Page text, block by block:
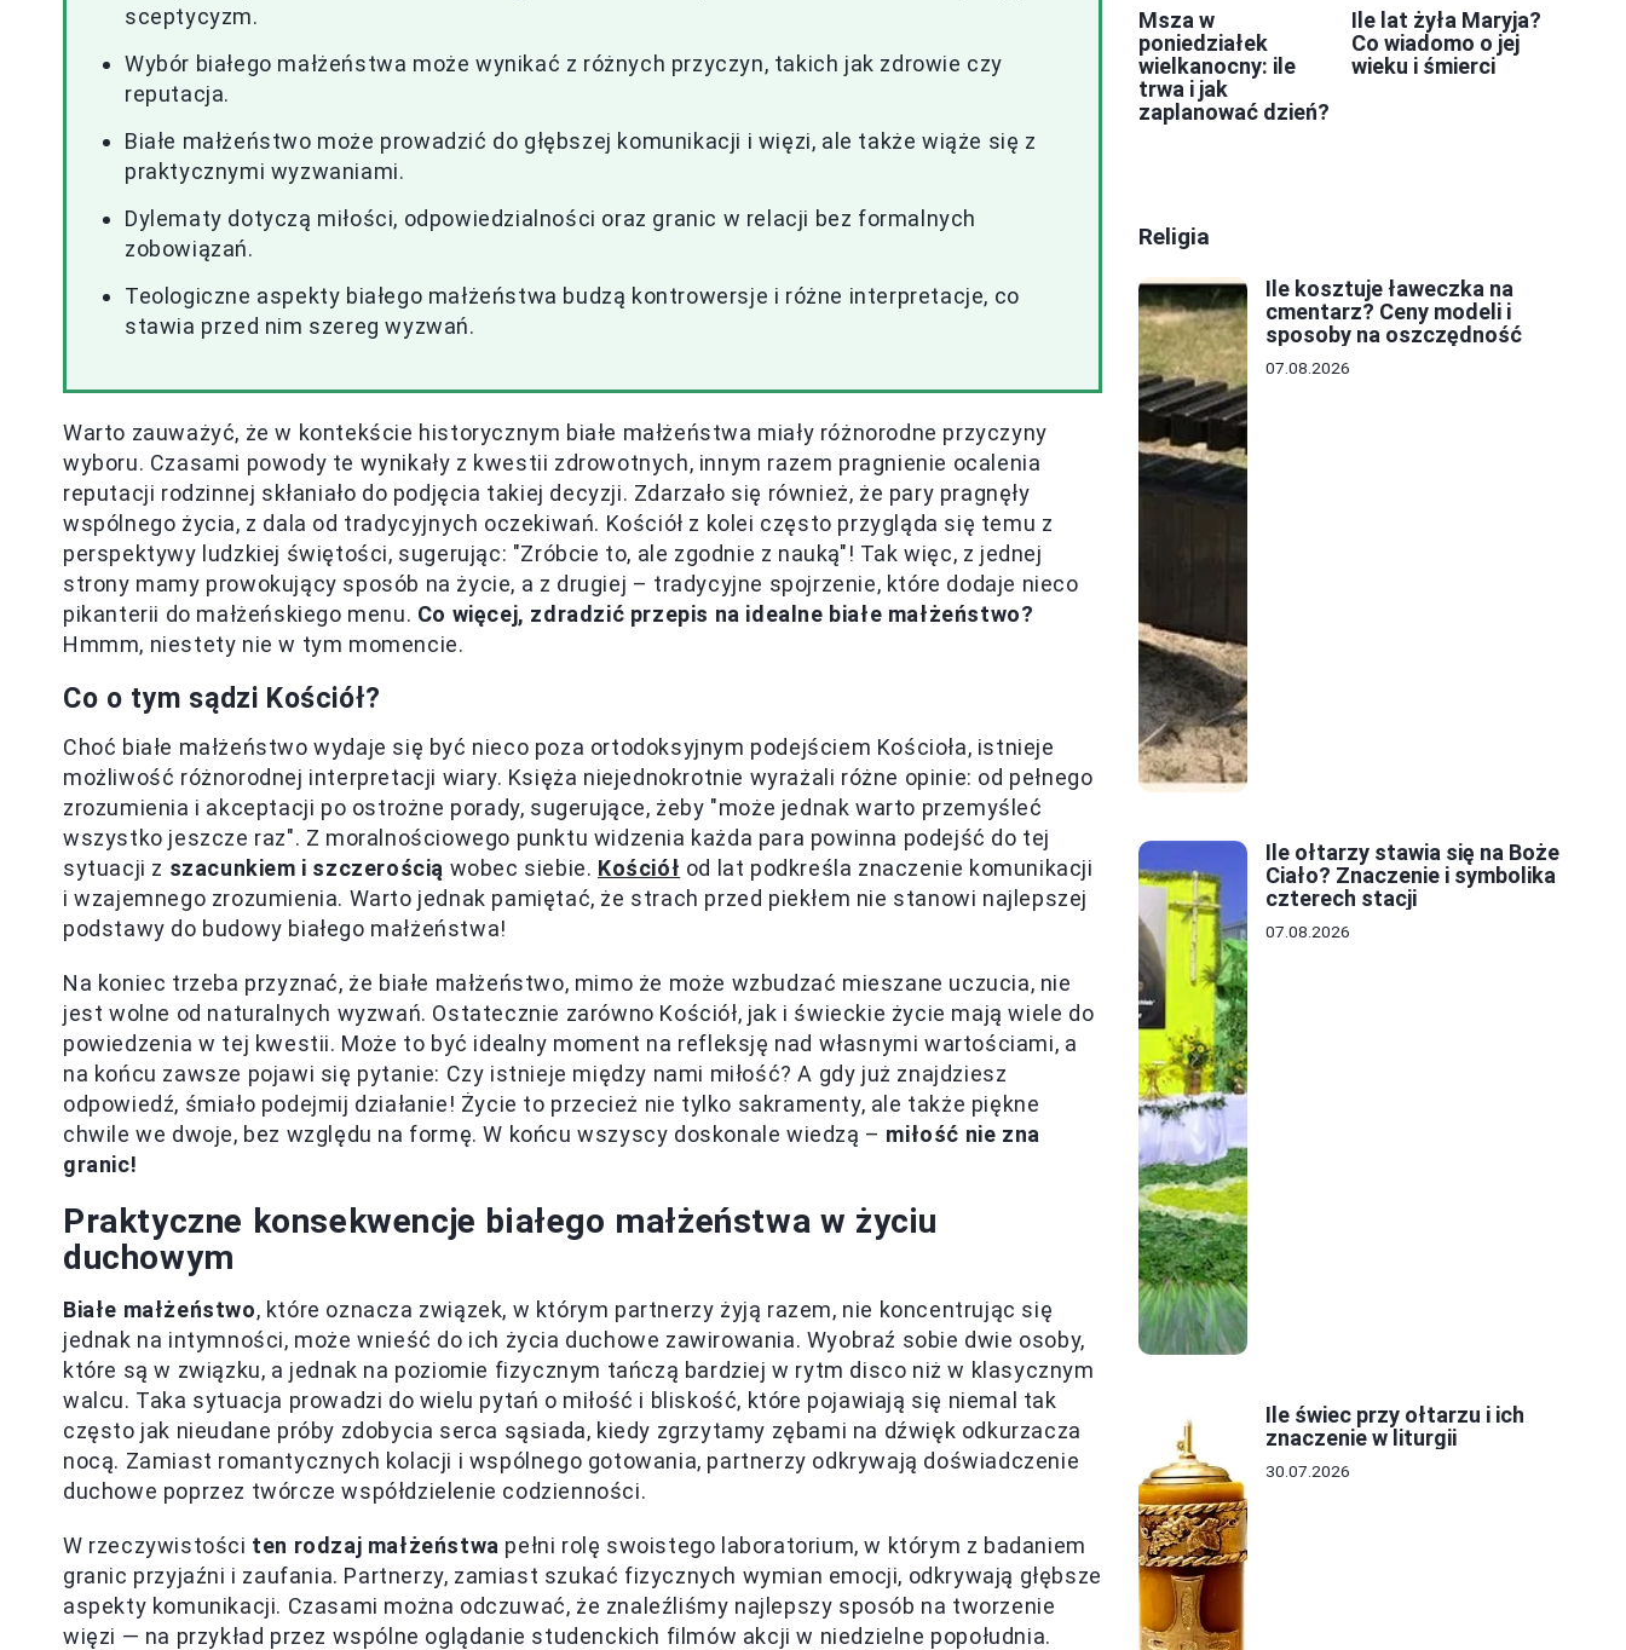
sceptycyzm.
Wybór białego małżeństwa może wynikać z różnych przyczyn, takich jak zdrowie czy
reputacja.
Białe małżeństwo może prowadzić do głębszej komunikacji i więzi, ale także wiąże się z
praktycznymi wyzwaniami.
Dylematy dotyczą miłości, odpowiedzialności oraz granic w relacji bez formalnych
zobowiązań.
Teologiczne aspekty białego małżeństwa budzą kontrowersje i różne interpretacje, co
stawia przed nim szereg wyzwań.
Warto zauważyć, że w kontekście historycznym białe małżeństwa miały różnorodne przyczyny
wyboru. Czasami powody te wynikały z kwestii zdrowotnych, innym razem pragnienie ocalenia
reputacji rodzinnej skłaniało do podjęcia takiej decyzji. Zdarzało się również, że pary pragnęły
wspólnego życia, z dala od tradycyjnych oczekiwań. Kościół z kolei często przygląda się temu z
perspektywy ludzkiej świętości, sugerując: "Zróbcie to, ale zgodnie z nauką"! Tak więc, z jednej
strony mamy prowokujący sposób na życie, a z drugiej – tradycyjne spojrzenie, które dodaje nieco
pikanterii do małżeńskiego menu. Co więcej, zdradzić przepis na idealne białe małżeństwo?
Hmmm, niestety nie w tym momencie.
Co o tym sądzi Kościół?
Choć białe małżeństwo wydaje się być nieco poza ortodoksyjnym podejściem Kościoła, istnieje
możliwość różnorodnej interpretacji wiary. Księża niejednokrotnie wyrażali różne opinie: od pełnego
zrozumienia i akceptacji po ostrożne porady, sugerujące, żeby "może jednak warto przemyśleć
wszystko jeszcze raz". Z moralnościowego punktu widzenia każda para powinna podejść do tej
sytuacji z szacunkiem i szczerością wobec siebie. Kościół od lat podkreśla znaczenie komunikacji
i wzajemnego zrozumienia. Warto jednak pamiętać, że strach przed piekłem nie stanowi najlepszej
podstawy do budowy białego małżeństwa!
Na koniec trzeba przyznać, że białe małżeństwo, mimo że może wzbudzać mieszane uczucia, nie
jest wolne od naturalnych wyzwań. Ostatecznie zarówno Kościół, jak i świeckie życie mają wiele do
powiedzenia w tej kwestii. Może to być idealny moment na refleksję nad własnymi wartościami, a
na końcu zawsze pojawi się pytanie: Czy istnieje między nami miłość? A gdy już znajdziesz
odpowiedź, śmiało podejmij działanie! Życie to przecież nie tylko sakramenty, ale także piękne
chwile we dwoje, bez względu na formę. W końcu wszyscy doskonale wiedzą – miłość nie zna
granic!
Praktyczne konsekwencje białego małżeństwa w życiu
duchowym
Białe małżeństwo, które oznacza związek, w którym partnerzy żyją razem, nie koncentrując się
jednak na intymności, może wnieść do ich życia duchowe zawirowania. Wyobraź sobie dwie osoby,
które są w związku, a jednak na poziomie fizycznym tańczą bardziej w rytm disco niż w klasycznym
walcu. Taka sytuacja prowadzi do wielu pytań o miłość i bliskość, które pojawiają się niemal tak
często jak nieudane próby zdobycia serca sąsiada, kiedy zgrzytamy zębami na dźwięk odkurzacza
nocą. Zamiast romantycznych kolacji i wspólnego gotowania, partnerzy odkrywają doświadczenie
duchowe poprzez twórcze współdzielenie codzienności.
W rzeczywistości ten rodzaj małżeństwa pełni rolę swoistego laboratorium, w którym z badaniem
granic przyjaźni i zaufania. Partnerzy, zamiast szukać fizycznych wymian emocji, odkrywają głębsze
aspekty komunikacji. Czasami można odczuwać, że znaleźliśmy najlepszy sposób na tworzenie
więzi — na przykład przez wspólne oglądanie studenckich filmów akcji w niedzielne popołudnia.
Msza w
poniedziałek
wielkanocny: ile
trwa i jak
zaplanować dzień?
Ile lat żyła Maryja?
Co wiadomo o jej
wieku i śmierci
Religia
Ile kosztuje ławeczka na
cmentarz? Ceny modeli i
sposoby na oszczędność
07.08.2026
Ile ołtarzy stawia się na Boże
Ciało? Znaczenie i symbolika
czterech stacji
07.08.2026
Ile świec przy ołtarzu i ich
znaczenie w liturgii
30.07.2026